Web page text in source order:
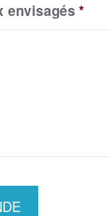
envisagés *